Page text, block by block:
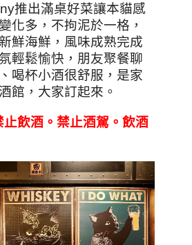
推出滿桌好菜讓本貓感
化多，不拘泥於一格，
鮮海鮮，風味成熟完成
輕鬆愉快，朋友聚餐聊
喝杯小酒很舒服，是家
館，大家訂起來。
止飲酒。禁止酒駕。飲酒